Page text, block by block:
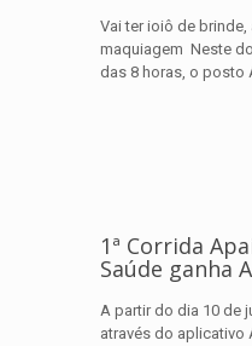
Vai ter ioiô de
maquiagem Neste
das 8 horas, o posto
1ª Corrida
Saúde ganha
A partir do dia 10 de
através do aplicativo